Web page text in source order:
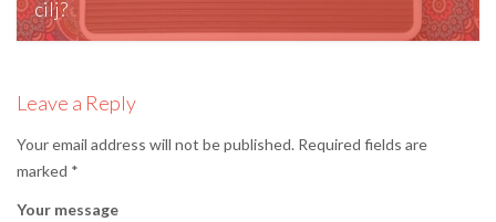
cilj?
Leave a Reply
Your email address will not be published. Required fields are
marked *
Your message